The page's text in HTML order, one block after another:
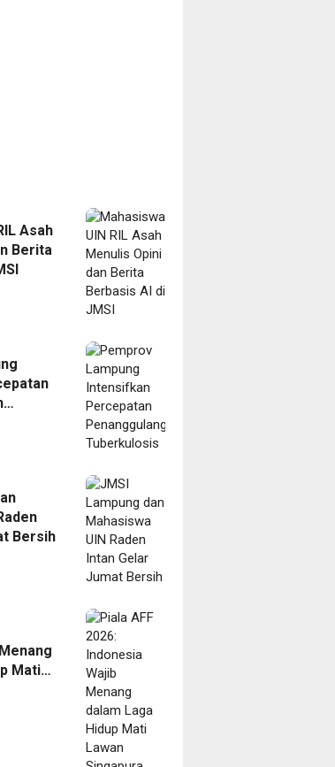
Asah
Berita
Bersih
Mati